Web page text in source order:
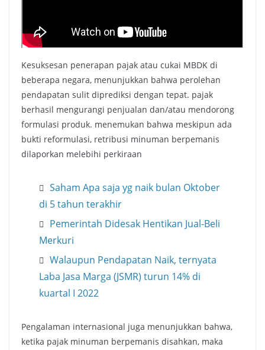
Kesuksesan penerapan pajak atau cukai MBDK di
beberapa negara, menunjukkan bahwa perolehan
pendapatan sulit diprediksi dengan tepat. pajak
berhasil mengurangi penjualan dan/atau mendorong
formulasi produk. menemukan bahwa meskipun ada
bukti reformulasi, retribusi minuman berpemanis
dilaporkan melebihi perkiraan
Saham Apa saja yg naik bulan Oktober
di 5 tahun terakhir
Pemerintah Didesak Hentikan Jual-Beli
Merkuri
Walaupun Pendapatan Naik, ternyata
Laba Jasa Marga (JSMR) turun 14% di
kuartal I 2022
Pengalaman internasional juga menunjukkan bahwa,
ketika pajak minuman berpemanis disahkan, maka